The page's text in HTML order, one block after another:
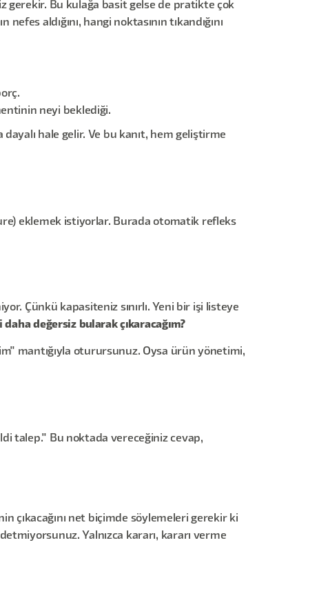
gerekir. Bu kulağa basit gelse de pratikte çok
aldığını, hangi noktasının tıkandığını
neyi beklediği.
hale gelir. Ve bu kanıt, hem geliştirme
eklemek istiyorlar. Burada otomatik refleks
Çünkü kapasiteniz sınırlı. Yeni bir işi listeye
değersiz bularak çıkaracağım?
mantığıyla oturursunuz. Oysa ürün yönetimi,
talep." Bu noktada vereceğiniz cevap,
çıkacağını net biçimde söylemeleri gerekir ki
Yalnızca kararı, kararı verme